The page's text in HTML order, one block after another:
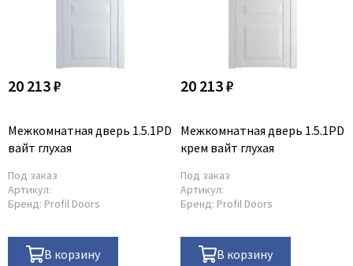
20 213 ₽
Межкомнатная дверь 1.5.1PD
вайт глухая
Под заказ
Артикул:
Бренд: Profil Doors
В корзину
20 213 ₽
Межкомнатная дверь 1.5.1PD
крем вайт глухая
Под заказ
Артикул:
Бренд: Profil Doors
В корзину